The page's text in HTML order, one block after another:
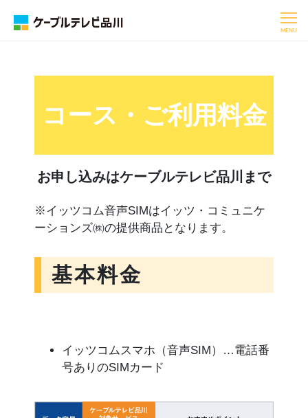
MENU
コース・ご利用料金
お申し込みはケーブルテレビ品川まで
※イッツコム音声SIMはイッツ・コミュニケ
ーションズ㈱の提供商品となります。
基本料金
イッツコムスマホ（音声SIM）…電話番
号ありのSIMカード